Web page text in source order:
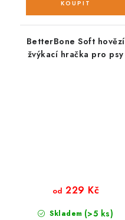
BetterBone Soft hovězí
žvýkací hračka pro psy
Skladem (>5 ks)
od 229 Kč